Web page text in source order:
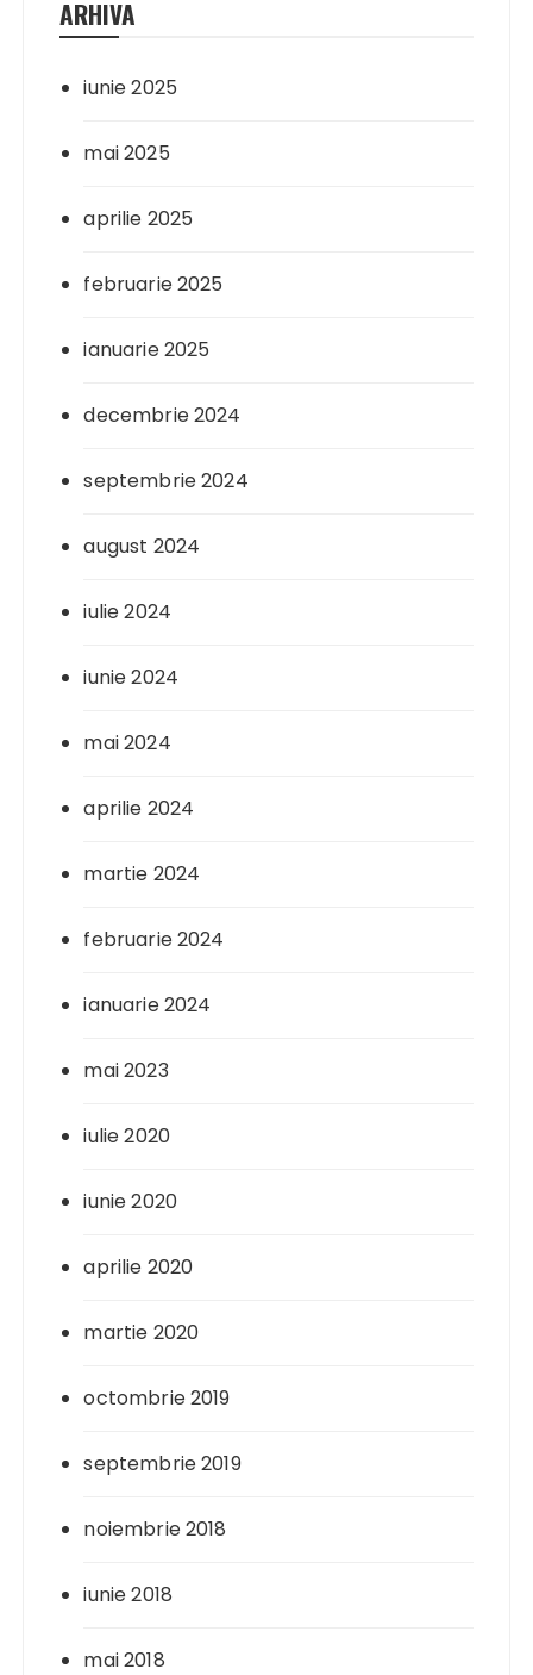
ARHIVA
iunie 2025
mai 2025
aprilie 2025
februarie 2025
ianuarie 2025
decembrie 2024
septembrie 2024
august 2024
iulie 2024
iunie 2024
mai 2024
aprilie 2024
martie 2024
februarie 2024
ianuarie 2024
mai 2023
iulie 2020
iunie 2020
aprilie 2020
martie 2020
octombrie 2019
septembrie 2019
noiembrie 2018
iunie 2018
mai 2018